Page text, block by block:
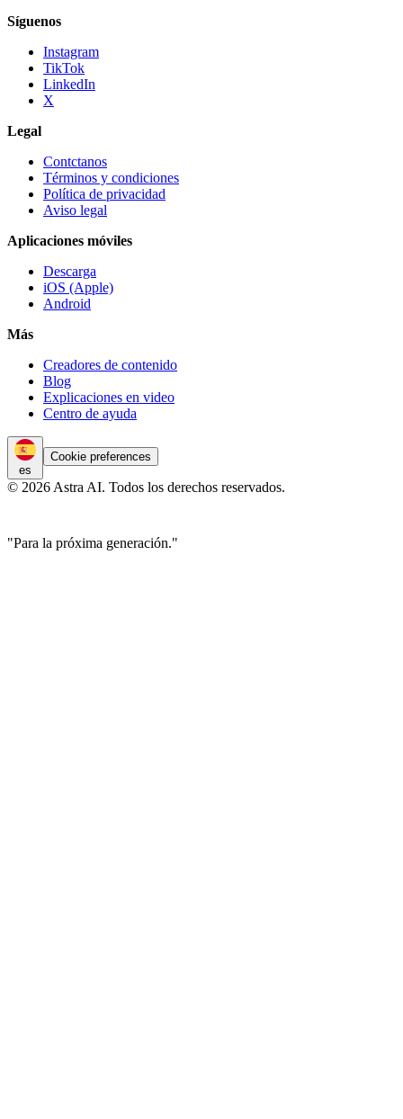
Síguenos
Instagram
TikTok
LinkedIn
X
Legal
Contctanos
Términos y condiciones
Política de privacidad
Aviso legal
Aplicaciones móviles
Descarga
iOS (Apple)
Android
Más
Creadores de contenido
Blog
Explicaciones en video
Centro de ayuda
es
Cookie preferences
© 2026 Astra AI. Todos los derechos reservados.
"Para la próxima generación."